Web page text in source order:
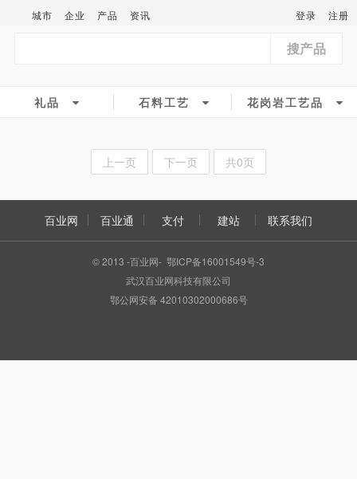
城市 企业 产品 资讯 登录 注册
搜产品
礼品 石料工艺 花岗岩工艺品
上一页 下一页 共0页
百业网 百业通 支付 建站 联系我们
© 2013 -百业网- 鄂ICP备16001549号-3
武汉百业网科技有限公司
鄂公网安备 42010302000686号